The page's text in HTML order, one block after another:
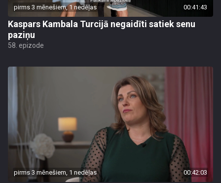
pirms 3 mēnešiem, 1 nedēļas 00:41:43
Kaspars Kambala Turcijā negaidīti satiek senu
paziņu
58. epizode
pirms 3 mēnešiem, 1 nedēļas 00:42:03